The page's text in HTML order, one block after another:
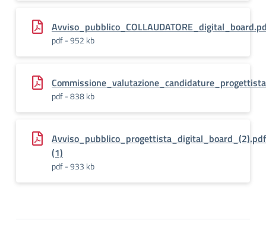
pdf - 952 kb
pdf - 838 kb
(1)
pdf - 933 kb